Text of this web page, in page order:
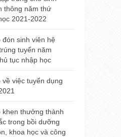
học tỉnh Thừa Thiên Huế năm 2022
thông năm thứ
2021-2022
đón sinh viên hệ
tuyển năm
tục nhập học
về việc tuyển dụng
khen thưởng thành
trong bồi dưỡng
khoa học và công